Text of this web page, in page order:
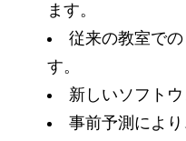
ます。
従来の教室で
す。
新しいソフト
事前予測によ